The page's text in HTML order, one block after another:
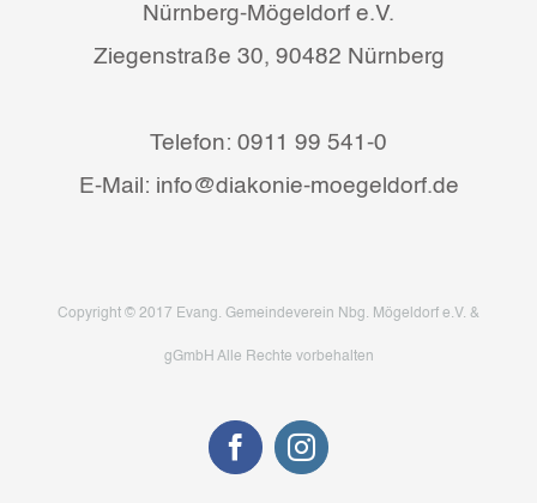
Nürnberg-Mögeldorf e.V.
Ziegenstraße 30, 90482 Nürnberg
Telefon: 0911 99 541-0
E-Mail: info@diakonie-moegeldorf.de
Copyright © 2017 Evang. Gemeindeverein Nbg. Mögeldorf e.V. &
gGmbH Alle Rechte vorbehalten
FacebookInstagram